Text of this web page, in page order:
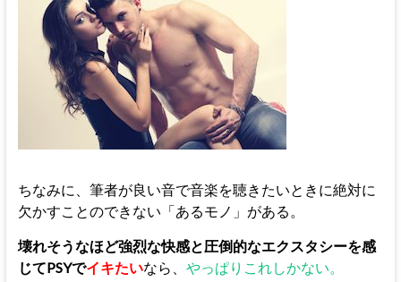
ちなみに、筆者が良い音で音楽を聴きたいときに絶対に
欠かすことのできない「あるモノ」がある。
壊れそうなほど強烈な快感と圧倒的なエクスタシーを感
じてPSYでイキたいなら、 やっぱりこれしかない。